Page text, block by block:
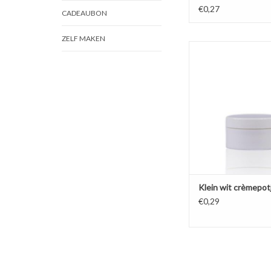
CADEAUBON
ZELF MAKEN
€0,27
Klein wit
€0,29